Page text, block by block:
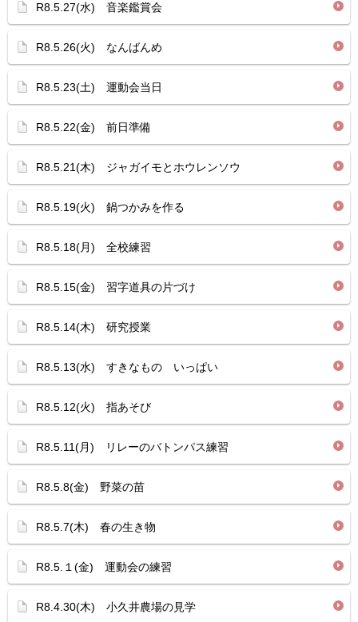
R8.5.27(水) 音楽鑑賞会
R8.5.26(火) なんばんめ
R8.5.23(土) 運動会当日
R8.5.22(金) 前日準備
R8.5.21(木) ジャガイモとホウレンソウ
R8.5.19(火) 鍋つかみを作る
R8.5.18(月) 全校練習
R8.5.15(金) 習字道具の片づけ
R8.5.14(木) 研究授業
R8.5.13(水) すきなもの いっぱい
R8.5.12(火) 指あそび
R8.5.11(月) リレーのバトンパス練習
R8.5.8(金) 野菜の苗
R8.5.7(木) 春の生き物
R8.5.１(金) 運動会の練習
R8.4.30(木) 小久井農場の見学